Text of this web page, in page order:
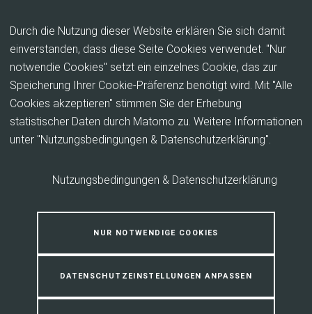
Durch die Nutzung dieser Website erklären Sie sich damit
einverstanden, dass diese Seite Cookies verwendet. "Nur
notwendie Cookies" setzt ein einzelnes Cookie, das zur
Speicherung Ihrer Cookie-Präferenz benötigt wird. Mit "Alle
Cookies akzeptieren" stimmen Sie der Erhebung
statistischer Daten durch Matomo zu. Weitere Informationen
unter "Nutzungsbedingungen & Datenschutzerklärung".
Nutzungsbedingungen & Datenschutzerklärung
NUR NOTWENDIGE COOKIES
DATENSCHUTZEINSTELLUNGEN ANPASSEN
Antrag Ortsabwesenheit (OA)
Stellen Sie hier einen Antrag auf
Ortsabwesenheit (Urlaub)
Antragssteller*in
Keine Angabe